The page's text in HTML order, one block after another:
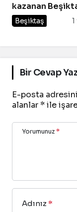
kazanan
Beşiktaş
Bir Cevap Yaz
E-posta
alanlar*ile
Yorumunuz *
Adınız *